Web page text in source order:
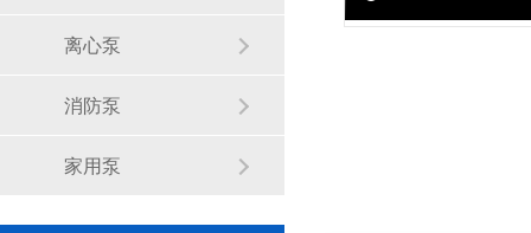
离心泵
消防泵
家用泵
金陵奇峰南京plc柜生产厂家